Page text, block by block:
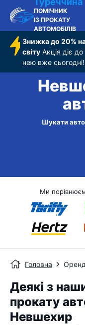
ПОМІЧНИК
ІЗ ПРОКАТУ
АВТОМОБІЛІВ
Знижка до 20%
світу Акція діє
нею вже сьогодні!
Шукати
Ми
Головна
Деякі з
прокату
Невшехир